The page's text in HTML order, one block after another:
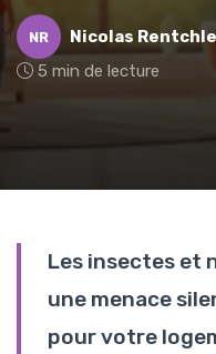
NR Nicolas
5 min de lecture
Les insectes et
une menace
pour votre